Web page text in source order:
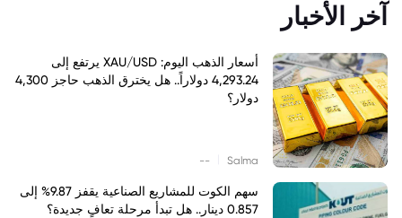
آخر الأخبار
أسعار الذهب اليوم: XAU/USD يرتفع إلى
4,293.24 دولاراً.. هل يخترق الذهب حاجز 4,300
دولار؟
Salma
--
سهم الكوت للمشاريع الصناعية يقفز 9.87% إلى
0.857 دينار.. هل تبدأ مرحلة تعافٍ جديدة؟